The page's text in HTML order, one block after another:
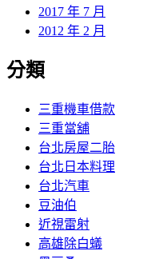
2017 年 7 月
2012 年 2 月
分類
三重機車借款
三重當舖
台北房屋二胎
台北日本料理
台北汽車
豆油伯
近視雷射
高雄除白蟻